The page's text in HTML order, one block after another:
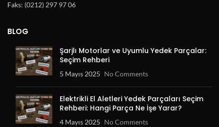
Faks: (0212) 297 97 06
BLOG
Şarjlı Motorlar ve Uyumlu Yedek Parçalar:
Seçim Rehberi
5 Mayıs 2025 No Comments
Elektrikli El Aletleri Yedek Parçaları Seçim
Rehberi: Hangi Parça Ne İşe Yarar?
4 Mayıs 2025 No Comments